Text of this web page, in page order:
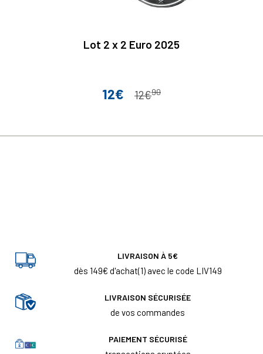
Lot 2 x 2 Euro 2025
Prix
12€ Prix de base
12€90
LIVRAISON À 5€
dès 149€ d'achat(1) avec le code LIV149
LIVRAISON SÉCURISÉE
de vos commandes
PAIEMENT SÉCURISÉ